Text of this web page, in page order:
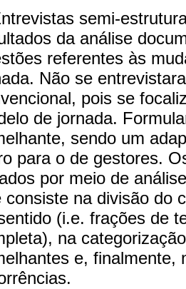
semi-
da análise
referentes às
Não se
pois se
de jornada.
sendo um
para o de gestores.
por meio de
consiste na divisão do
(i.e. frações de
na
e, finalmente,